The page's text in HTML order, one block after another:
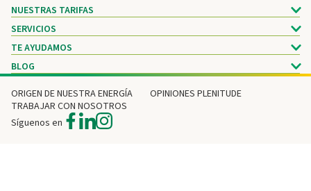
NUESTRAS TARIFAS
SERVICIOS
TE AYUDAMOS
BLOG
ORIGEN DE NUESTRA ENERGÍA
OPINIONES PLENITUDE
TRABAJAR CON NOSOTROS
Síguenos en